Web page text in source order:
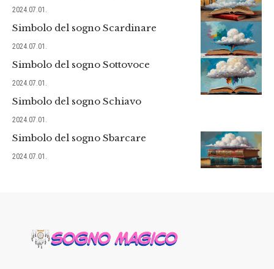
2024.07.01.
Simbolo del sogno Scardinare
2024.07.01.
Simbolo del sogno Sottovoce
2024.07.01.
Simbolo del sogno Schiavo
2024.07.01.
Simbolo del sogno Sbarcare
2024.07.01.